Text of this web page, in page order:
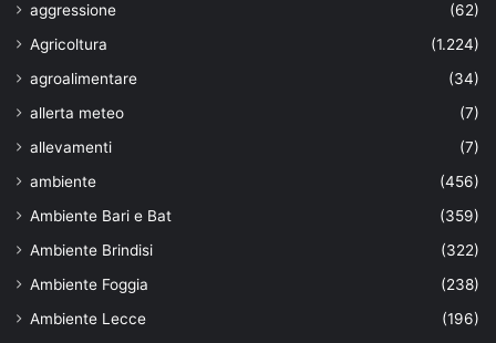
aggressione
(62)
Agricoltura
(1.224)
agroalimentare
(34)
allerta meteo
(7)
allevamenti
(7)
ambiente
(456)
Ambiente Bari e Bat
(359)
Ambiente Brindisi
(322)
Ambiente Foggia
(238)
Ambiente Lecce
(196)